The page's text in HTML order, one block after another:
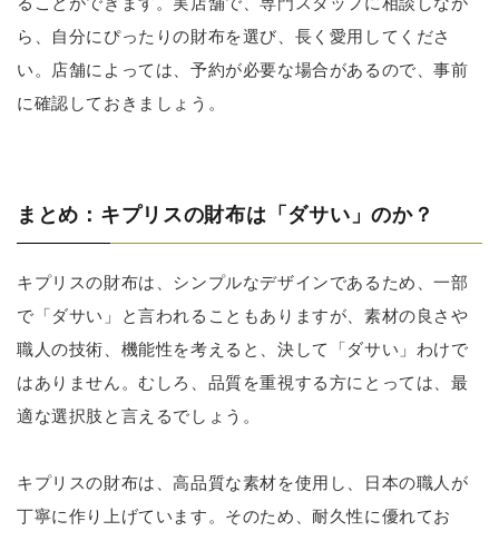
ら、自分にぴったりの財布を選び、長く愛用してくださ
い。店舗によっては、予約が必要な場合があるので、事前
に確認しておきましょう。
まとめ：キプリスの財布は「ダサい」のか？
キプリスの財布は、シンプルなデザインであるため、一部
で「ダサい」と言われることもありますが、素材の良さや
職人の技術、機能性を考えると、決して「ダサい」わけで
はありません。むしろ、品質を重視する方にとっては、最
適な選択肢と言えるでしょう。
キプリスの財布は、高品質な素材を使用し、日本の職人が
丁寧に作り上げています。そのため、耐久性に優れてお